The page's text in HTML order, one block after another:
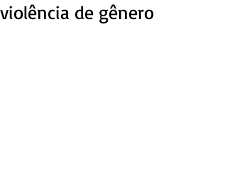
violência de gênero